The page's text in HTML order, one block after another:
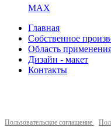
MAX
Главная
Собственное
Область
Дизайн - макет
Контакты
Пользовательское соглашение